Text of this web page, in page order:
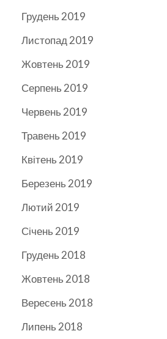
Грудень 2019
Листопад 2019
Жовтень 2019
Серпень 2019
Червень 2019
Травень 2019
Квітень 2019
Березень 2019
Лютий 2019
Січень 2019
Грудень 2018
Жовтень 2018
Вересень 2018
Липень 2018